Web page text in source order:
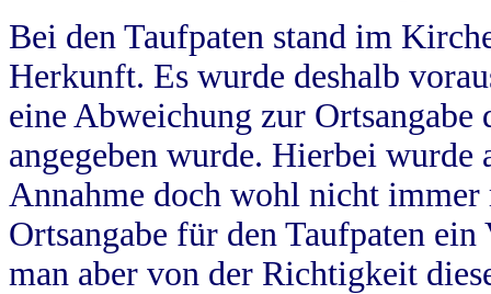
Bei den Taufpaten stand im
Herkunft. Es wurde deshalb
eine Abweichung zur
angegeben wurde. Hierbei wurde
Annahme doch wohl nicht
Ortsangabe für den Taufpaten
man aber von der Richtigkeit